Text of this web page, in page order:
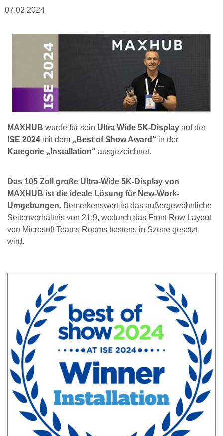
07.02.2024
MAXHUB wurde für sein Ultra Wide 5K-Display auf der
ISE 2024 mit dem „Best of Show Award“ in der
Kategorie „Installation“ ausgezeichnet.
Das 105 Zoll große Ultra-Wide 5K-Display von
MAXHUB ist die ideale Lösung für New-Work-
Umgebungen. Bemerkenswert ist das außergewöhnliche
Seitenverhältnis von 21:9, wodurch das Front Row Layout
von Microsoft Teams Rooms bestens in Szene gesetzt
wird.